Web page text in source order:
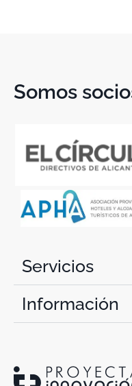
Somos
Servicios
Información